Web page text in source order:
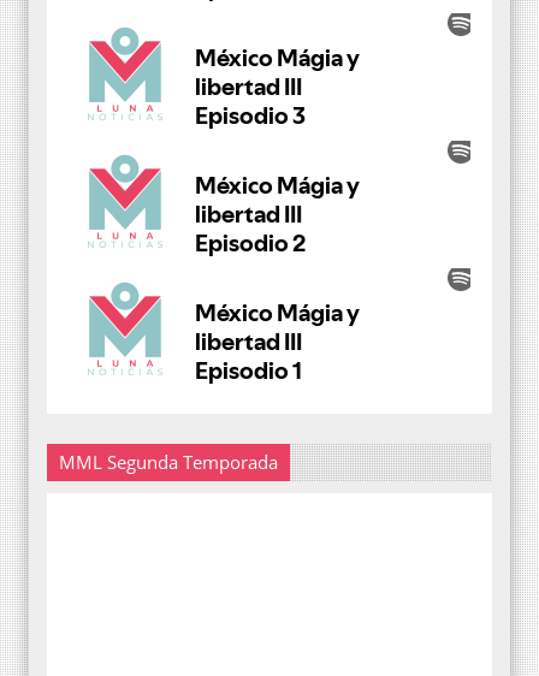
MML Segunda Temporada